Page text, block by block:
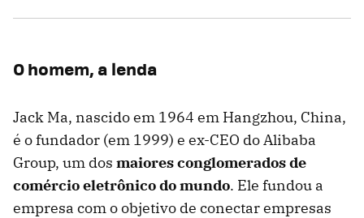
O homem, a lenda
Jack Ma, nascido em 1964 em Hangzhou, China,
é o fundador (em 1999) e ex-CEO do Alibaba
Group, um dos maiores conglomerados de
comércio eletrônico do mundo. Ele fundou a
empresa com o objetivo de conectar empresas